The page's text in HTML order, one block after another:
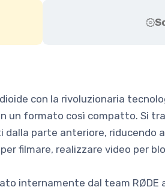
con la rivoluzionaria
un formato così compatto. Si
parte anteriore, riducendo
filmare, realizzare video per
internamente dal team RØDE